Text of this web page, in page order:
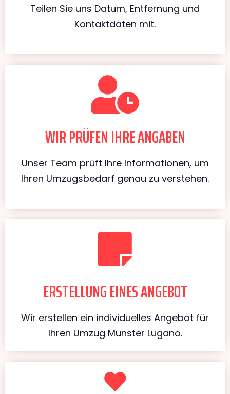
Teilen Sie uns Datum, Entfernung und
Kontaktdaten mit.
WIR PRÜFEN IHRE ANGABEN
Unser Team prüft Ihre Informationen, um
Ihren Umzugsbedarf genau zu verstehen.
ERSTELLUNG EINES ANGEBOT
Wir erstellen ein individuelles Angebot für
Ihren Umzug Münster Lugano.